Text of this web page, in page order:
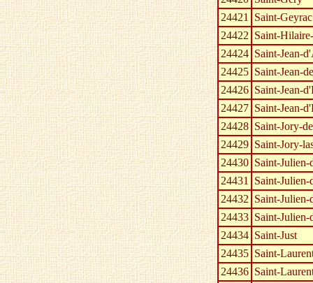
24421 Saint-Geyrac
24422 Saint-
24424 Saint-Jean-
24425 Saint-Jean-
24426 Saint-Jean-
24427 Saint-Jean-
24428 Saint-Jory-
24429 Saint-Jory-
24430 Saint-
24431 Saint-Julien-
24432 Saint-Julien-
24433 Saint-Julien-
24434 Saint-Just
24435 Saint-
24436 Saint-